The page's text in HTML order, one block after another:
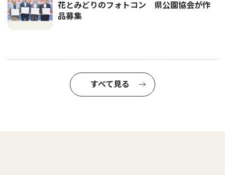
花とみどりのフォトコン 県公園協会が作
品募集
すべて見る